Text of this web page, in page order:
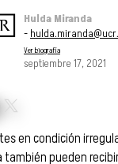
Hulda Miranda
-
Ver biografía
septiembre 17, 2021
en condición
también pueden